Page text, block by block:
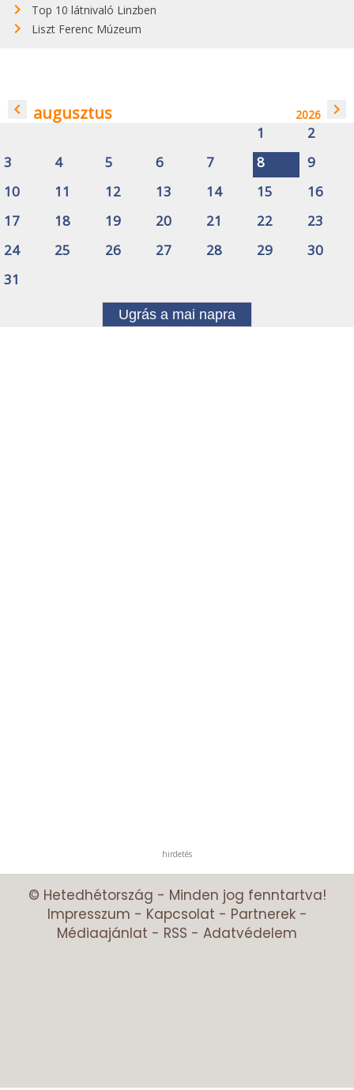
Top 10 látnivaló Linzben
Liszt Ferenc Múzeum
navigate_before augusztus 2026 navigate_next
1
2
3
4 5 6 7 8
9
10
11 12 13 14 15
16
17
18 19 20 21 22
23
24
25 26 27 28 29
30
31
Ugrás a mai napra
hirdetés
© Hetedhétország - Minden jog fenntartva!
Impresszum - Kapcsolat - Partnerek-
Médiaajánlat - RSS - Adatvédelem